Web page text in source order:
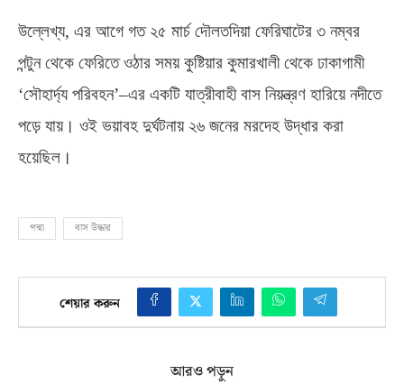
উল্লেখ্য, এর আগে গত ২৫ মার্চ দৌলতদিয়া ফেরিঘাটের ৩ নম্বর
পন্টুন থেকে ফেরিতে ওঠার সময় কুষ্টিয়ার কুমারখালী থেকে ঢাকাগামী
‘সৌহার্দ্য পরিবহন’–এর একটি যাত্রীবাহী বাস নিয়ন্ত্রণ হারিয়ে নদীতে
পড়ে যায়। ওই ভয়াবহ দুর্ঘটনায় ২৬ জনের মরদেহ উদ্ধার করা
হয়েছিল।
পদ্মা বাস উদ্ধার
শেয়ার করুন
আরও পড়ুন